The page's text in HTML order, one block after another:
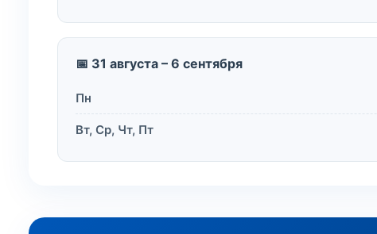
📅 31 августа – 6 сентября
Пн
Вт, Ср, Чт, Пт